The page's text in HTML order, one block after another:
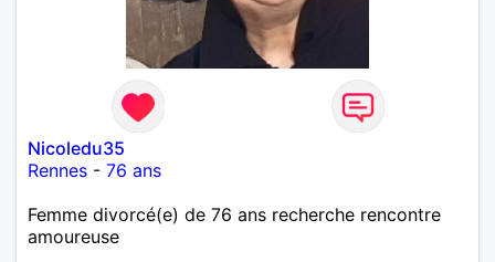
Nicoledu35
Rennes - 76 ans
Femme divorcé(e) de 76 ans recherche rencontre
amoureuse